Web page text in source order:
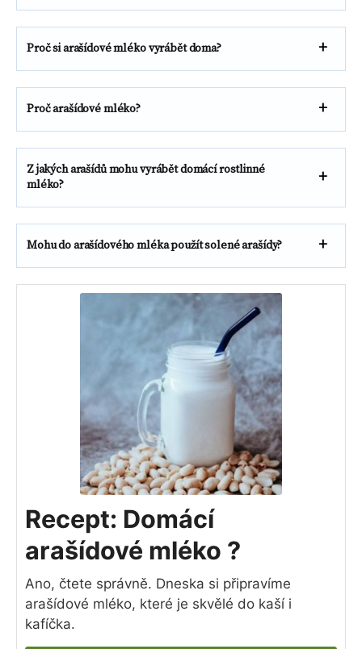
Proč si arašídové mléko vyrábět doma?
Proč arašídové mléko?
Z jakých arašídů mohu vyrábět domácí rostlinné
mléko?
Mohu do arašídového mléka použít solené arašídy?
Recept: Domácí
arašídové mléko ?
Ano, čtete správně. Dneska si připravíme
arašídové mléko, které je skvělé do kaší i
kafíčka.